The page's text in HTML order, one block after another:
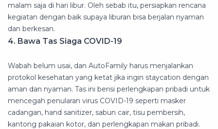
malam saja di hari libur. Oleh sebab itu, persiapkan rencana
kegiatan dengan baik supaya liburan bisa berjalan nyaman
dan berkesan.
4. Bawa Tas Siaga COVID-19
Wabah belum usai, dan AutoFamily harus menjalankan
protokol kesehatan yang ketat jika ingin staycation dengan
aman dan nyaman. Tas ini berisi perlengkapan pribadi untuk
mencegah penularan virus COVID-19 seperti masker
cadangan, hand sanitizer, sabun cair, tisu pembersih,
kantong pakaian kotor, dan perlengkapan makan pribadi.